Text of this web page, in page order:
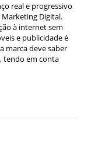
real e progressivo
Digital.
à internet sem
e publicidade é
marca deve saber
tendo em conta